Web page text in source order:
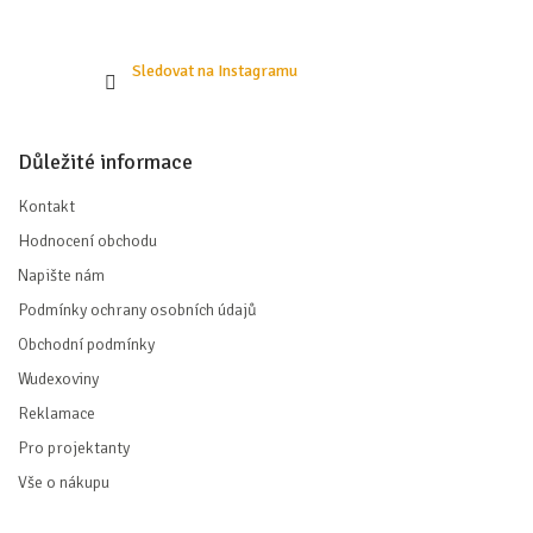
Sledovat na Instagramu
Důležité informace
Kontakt
Hodnocení obchodu
Napište nám
Podmínky ochrany osobních údajů
Obchodní podmínky
Wudexoviny
Reklamace
Pro projektanty
Vše o nákupu